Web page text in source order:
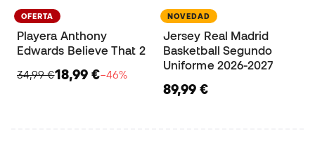
OFERTA
Playera Anthony
Edwards Believe That 2
34,99 €18,99 €−46%
NOVEDAD
Jersey Real Madrid
Basketball Segundo
Uniforme 2026-2027
89,99 €